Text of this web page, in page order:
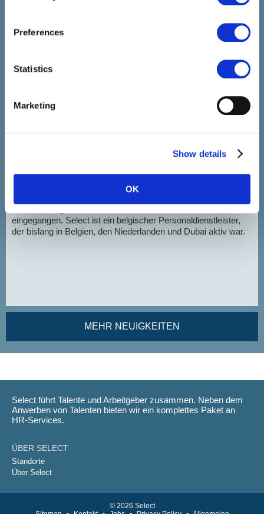
Preferences
Statistics
Marketing
Show details
OK
AUS XPERTIZE.LU UND ISTORM.LU WIRD SELECT
eingegangen. Select ist ein belgischer Personaldienstleister,
der bislang in Belgien, den Niederlanden und Dubai aktiv war.
MEHR NEUIGKEITEN
Select führt Talente und Arbeitgeber zusammen. Neben dem
Anwerben von Talenten bieten wir ein komplettes Paket an
HR-Services.
ÜBER SELECT
Standorte
Über Select
© 2026 Select